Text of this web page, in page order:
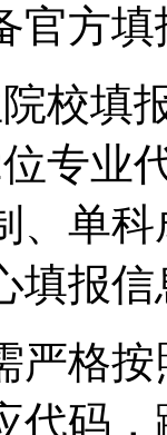
官方
校填
专业
、单
填报信
严格
代码